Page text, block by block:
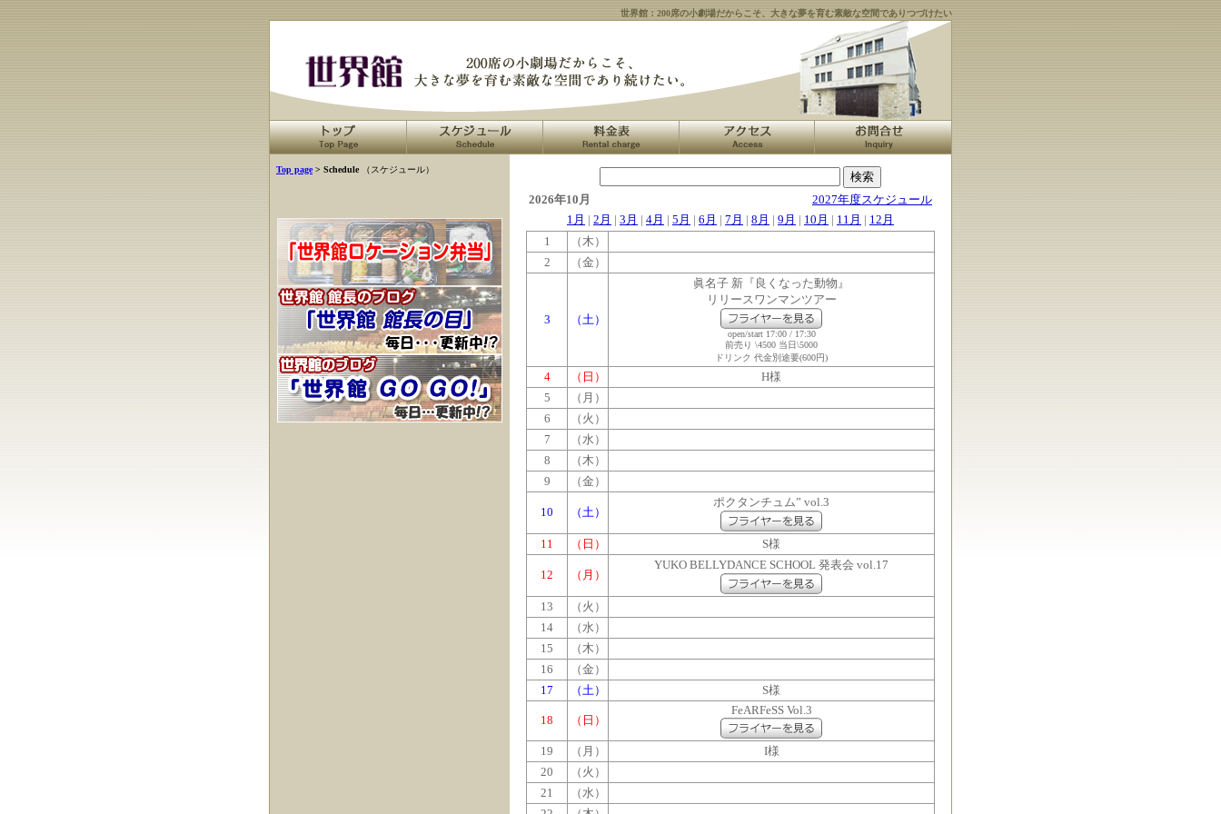
世界館：200席の小劇場だからこそ、大きな夢を育む素敵な空間でありつづけたい
Top page> Schedule （スケジュール）
2026年10月
2027年度スケジュール
1月 | 2月 | 3月 | 4月 | 5月 | 6月 | 7月 | 8月 | 9月 | 10月 | 11月 | 12月
1
（木）
2
（金）
3 （土）
眞名子 新『良くなった動物』
リリースワンマンツアー
open/start 17:00 / 17:30
前売り \4500 当日\5000
ドリンク 代金別途要(600円)
4 （日）
H様
5
（月）
6
（火）
7
（水）
8
（木）
9
（金）
10 （土）
ポクタンチュム” vol.3
11 （日） S様
12 （月 ）
YUKO BELLYDANCE SCHOOL 発表会 vol.17
13
（火）
14
（水）
15
（木）
16
（金）
17
（土） S様
18 （日）
FeARFeSS Vol.3
19 （月）
I様
20
（火）
21
（水）